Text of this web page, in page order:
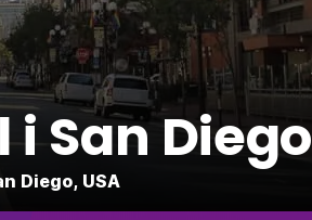
San Diego
Diego, USA